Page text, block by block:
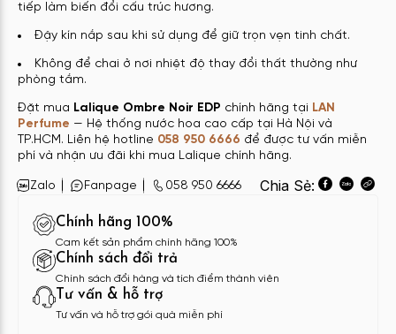
tiếp làm biến đổi cấu trúc hương.
Đậy kín nắp sau khi sử dụng để giữ trọn vẹn tinh chất.
Không để chai ở nơi nhiệt độ thay đổi thất thường như
phòng tắm.
Đặt mua Lalique Ombre Noir EDP chính hãng tại LAN
Perfume — Hệ thống nước hoa cao cấp tại Hà Nội và
TP.HCM. Liên hệ hotline 058 950 6666 để được tư vấn miễn
phí và nhận ưu đãi khi mua Lalique chính hãng.
Zalo Fanpage 058 950 6666 Chia Sẻ:
Chính hãng 100%
Cam kết sản phẩm chính hãng 100%
Chính sách đổi trả
Chính sách đổi hàng và tích điểm thành viên
Tư vấn & hỗ trợ
Tư vấn và hỗ trợ gói quà miễn phí